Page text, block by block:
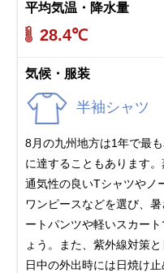
平均気温・降水量
28.4℃
気候・服装
半袖シャツ
8月の九州地方は1年で最
に達することもあります
通気性の良いTシャツやノ
ワンピースなどを選び、
ートパンツや軽いスカー
ょう。また、紫外線対策
日中の外出時には日焼け